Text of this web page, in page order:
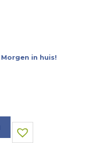
Morgen in huis!